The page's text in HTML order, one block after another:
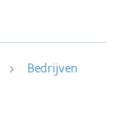
Bedrijven